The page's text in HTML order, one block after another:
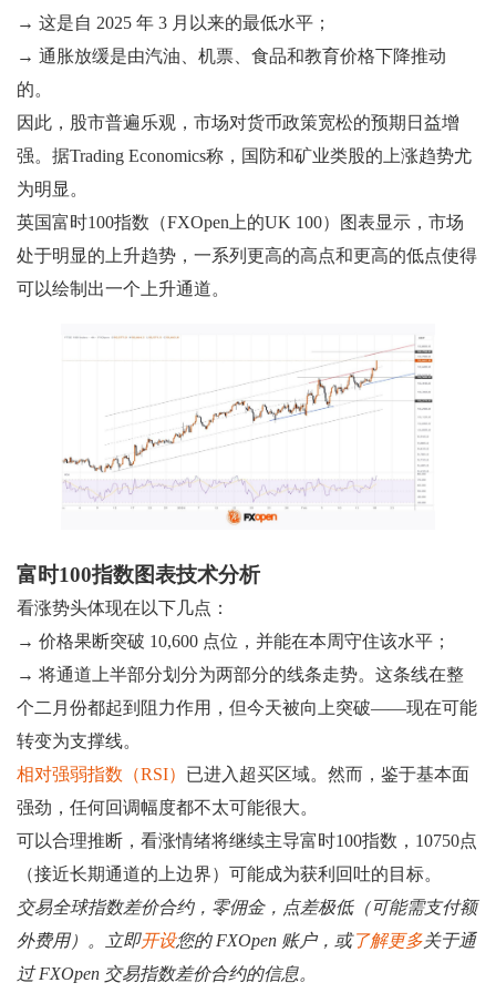
→ 这是自 2025 年 3 月以来的最低水平；
→ 通胀放缓是由汽油、机票、食品和教育价格下降推动
的。
因此，股市普遍乐观，市场对货币政策宽松的预期日益增
强。据Trading Economics称，国防和矿业类股的上涨趋势尤
为明显。
英国富时100指数（FXOpen上的UK 100）图表显示，市场
处于明显的上升趋势，一系列更高的高点和更高的低点使得
可以绘制出一个上升通道。
富时100指数图表技术分析
看涨势头体现在以下几点：
→ 价格果断突破 10,600 点位，并能在本周守住该水平；
→ 将通道上半部分划分为两部分的线条走势。这条线在整
个二月份都起到阻力作用，但今天被向上突破——现在可能
转变为支撑线。
相对强弱指数（RSI） 已进入超买区域。然而，鉴于基本面
强劲，任何回调幅度都不太可能很大。
可以合理推断，看涨情绪将继续主导富时100指数，10750点
（接近长期通道的上边界）可能成为获利回吐的目标。
交易全球指数差价合约，零佣金，点差极低（可能需支付额
外费用）。立即开设您的 FXOpen 账户，或了解更多关于通
过 FXOpen 交易指数差价合约的信息。